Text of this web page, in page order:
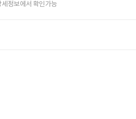
세정보에서 확인가능